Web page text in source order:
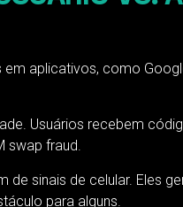
aplicativos, como
Usuários recebem
swap fraud.
sinais de celular. Eles
para alguns.